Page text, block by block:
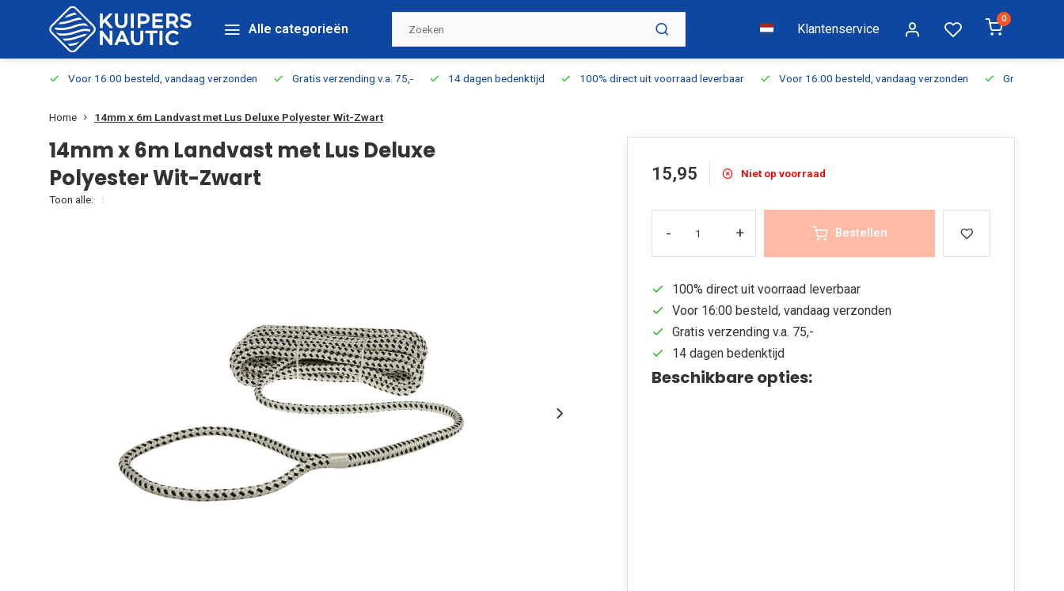
Alle categorieën Klantenservice
0
Voor 16:00 besteld, vandaag verzonden Gratis verzending v.a. 75,- 14 dagen bedenktijd 100% direct uit voorraad leverbaar Voor 16:00 besteld, vandaag verzonden Gratis
Home 14mm x 6m Landvast met Lus Deluxe Polyester Wit-Zwart
14mm x 6m Landvast met Lus Deluxe
Polyester Wit-Zwart
Toon alle:
15,95 Niet op voorraad
- + Bestellen
100% direct uit voorraad leverbaar
Voor 16:00 besteld, vandaag verzonden
Gratis verzending v.a. 75,-
14 dagen bedenktijd
Beschikbare opties: